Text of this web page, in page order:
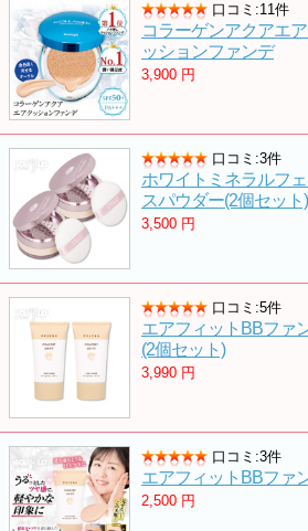
口コミ:11件
コラーゲンアクアエ
ッションファンデ
3,900 円
口コミ:3件
ホワイトミネラルフ
スパウダー(2個セット)
3,500 円
口コミ:5件
エアフィットBBファ
(2個セット)
3,990 円
口コミ:3件
エアフィットBBファ
2,500 円